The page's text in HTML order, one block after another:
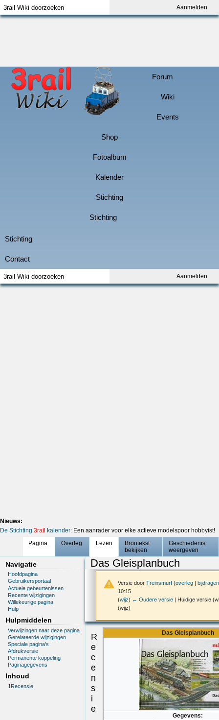
Aanmelden
Aanmelden
Nieuws:
De Stichting 3rail kalender: Een aanrader voor elke actieve modelspoor hobbyist!
Pagina
Overleg Lezen
Brontekst
bekijken
Geschiedenis
weergeven
Navigatie
Hoofdpagina
Gebruikersportaal
Actuele gebeurtenissen
Recente wijzigingen
Willekeurige pagina
Hulp
Hulpmiddelen
Verwijzingen naar deze pagina
Gerelateerde wijzigingen
Speciale pagina's
Afdrukversie
Permanente koppeling
Paginagegevens
Inhoud
1 Recensie
Das Gleisplanbuch
Versie door Treinsmurf (overleg| bijdragen
10:15
(wijz) ← Oudere versie| Huidige versie
(wijz)
Das Gleisplanbuch
Gegevens:
R
e
c
e
n
s
i
e